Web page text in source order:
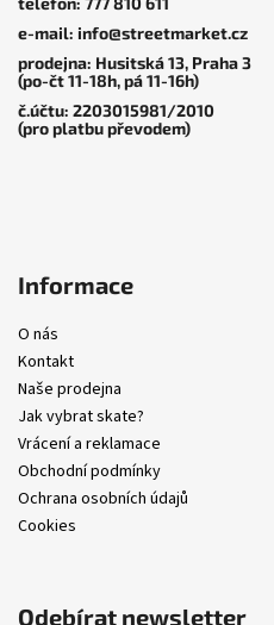
e-mail: info@streetmarket.cz
prodejna: Husitská 13, Praha 3
(po-čt 11-18h, pá 11-16h)
č.účtu: 2203015981/2010
(pro platbu převodem)
Informace
O nás
Kontakt
Naše prodejna
Jak vybrat skate?
Vrácení a reklamace
Obchodní podmínky
Ochrana osobních údajů
Cookies
Odebírat newsletter